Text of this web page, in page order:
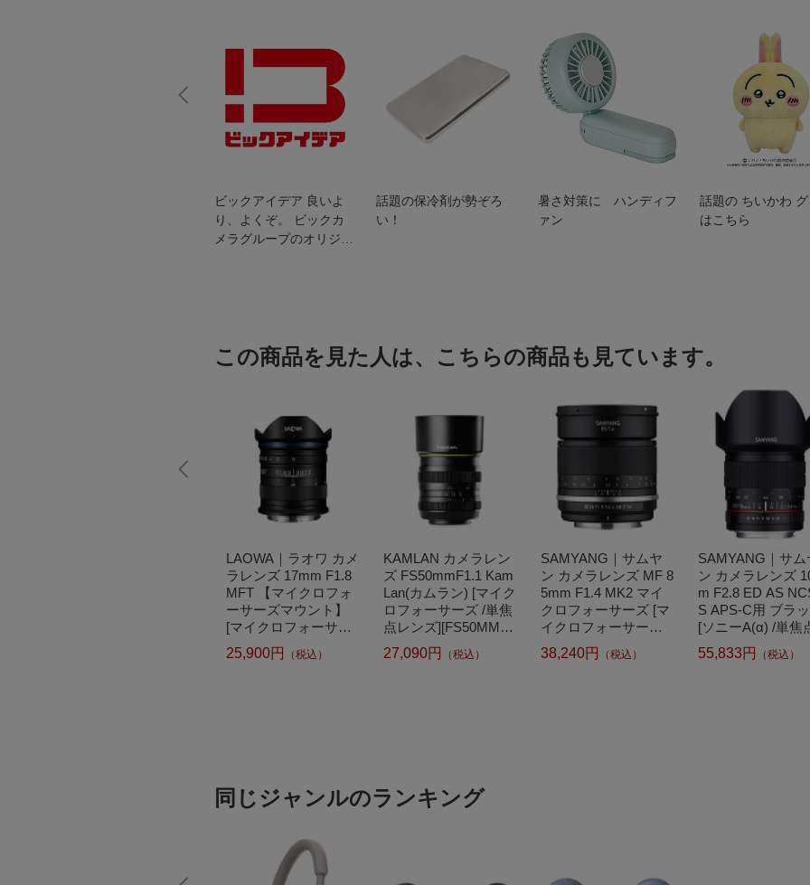
ビックアイデア 良いよ
り、よくぞ。 ビックカ
メラグループのオリジナ
話題の保冷剤が勢ぞろ
い！
暑さ対策に ハンディフ
ァン
話題の ちいかわ
はこちら
この商品を見た人は、こちらの商品も見ています。
LAOWA｜ラオワ カメ
ラレンズ 17mm F1.8
MFT 【マイクロフォ
ーサーズマウント】
[マイクロフォーサー
ズ /単焦点レンズ][17
MMF1.8MFT]
25,900円 （税込）
KAMLAN カメラレン
ズ FS50mmF1.1 Kam
Lan(カムラン) [マイク
ロフォーサーズ /単焦
点レンズ][FS50MMF
1.1MFT]
27,090円 （税込）
SAMYANG｜サムヤ
ン カメラレンズ MF 8
5mm F1.4 MK2 マイ
クロフォーサーズ [マ
イクロフォーサーズ /
単焦点レンズ]
38,240円 （税込）
SAMYANG｜サム
ン カメラレンズ
m F2.8 ED AS
S APS-C用 ブラ
[ソニーA(α) /単焦
ンズ][10MMF28CS
ニーアルファ]
55,833円 （税込）
同じジャンルのランキング